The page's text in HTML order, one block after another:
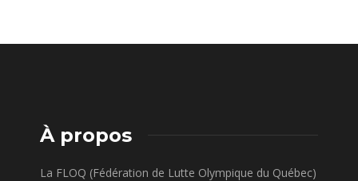
À propos
La FLOQ (Fédération de Lutte Olympique du Québec)